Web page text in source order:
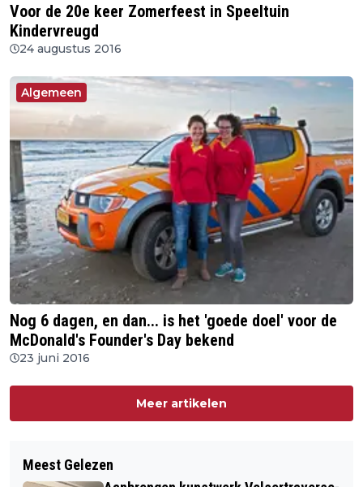
Voor de 20e keer Zomerfeest in Speeltuin
Kindervreugd
24 augustus 2016
Algemeen
Nog 6 dagen, en dan... is het 'goede doel' voor de
McDonald's Founder's Day bekend
23 juni 2016
Meer artikelen
Meest Gelezen